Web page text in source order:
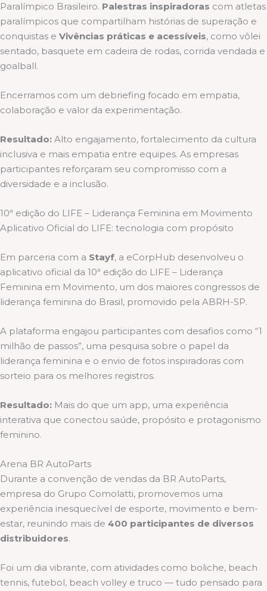
Paralímpico Brasileiro. Palestras inspiradoras com atletas
paralímpicos que compartilham histórias de superação e
conquistas e Vivências práticas e acessíveis, como vôlei
sentado, basquete em cadeira de rodas, corrida vendada e
goalball.
Encerramos com um debriefing focado em empatia,
colaboração e valor da experimentação.
Resultado: Alto engajamento, fortalecimento da cultura
inclusiva e mais empatia entre equipes. As empresas
participantes reforçaram seu compromisso com a
diversidade e a inclusão.
10ª edição do LIFE – Liderança Feminina em Movimento
Aplicativo Oficial do LIFE: tecnologia com propósito
Em parceria com a Stayf, a eCorpHub desenvolveu o
aplicativo oficial da 10ª edição do LIFE – Liderança
Feminina em Movimento, um dos maiores congressos de
liderança feminina do Brasil, promovido pela ABRH-SP.
A plataforma engajou participantes com desafios como “1
milhão de passos”, uma pesquisa sobre o papel da
liderança feminina e o envio de fotos inspiradoras com
sorteio para os melhores registros.
Resultado: Mais do que um app, uma experiência
interativa que conectou saúde, propósito e protagonismo
feminino.
Arena BR AutoParts
Durante a convenção de vendas da BR AutoParts,
empresa do Grupo Comolatti, promovemos uma
experiência inesquecível de esporte, movimento e bem-
estar, reunindo mais de 400 participantes de diversos
distribuidores.
Foi um dia vibrante, com atividades como boliche, beach
tennis, futebol, beach volley e truco — tudo pensado para